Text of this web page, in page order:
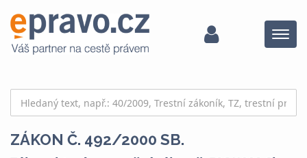
Menu
ZÁKON Č. 492/2000 SB.